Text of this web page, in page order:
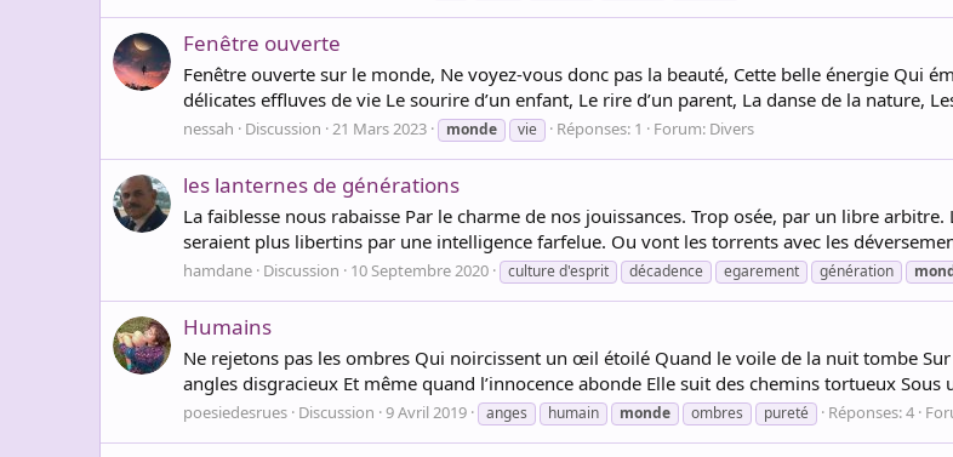
Fenêtre ouverte
Fenêtre ouverte sur le monde, Ne voyez-vous donc pas la beauté, Cette belle énergie Qui
délicates effluves de vie Le sourire d’un enfant, Le rire d’un parent, La danse de la nature,
nessah Discussion 21 Mars 2023 monde vie Réponses: 1 Forum: Divers
les lanternes de générations
La faiblesse nous rabaisse Par le charme de nos jouissances. Trop osée, par un libre
seraient plus libertins par une intelligence farfelue. Ou vont les torrents avec les
hamdane Discussion 10 Septembre 2020 culture d'esprit décadence egarement génération
Humains
Ne rejetons pas les ombres Qui noircissent un œil étoilé Quand le voile de la nuit tombe
angles disgracieux Et même quand l’innocence abonde Elle suit des chemins tortueux Sous
poesiedesrues Discussion 9 Avril 2019 anges humain monde ombres pureté Réponses: 4